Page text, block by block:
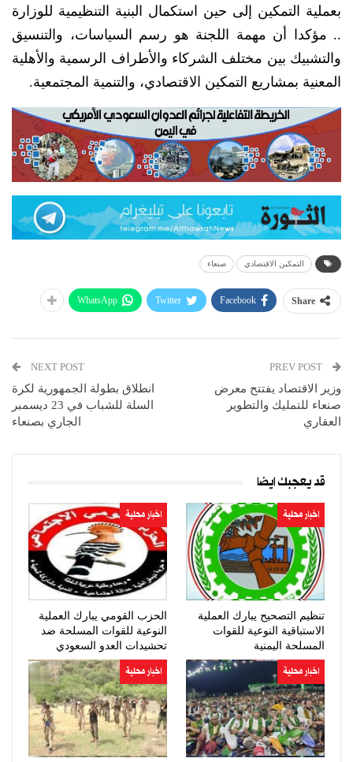
بعملية التمكين إلى حين استكمال البنية التنظيمية للوزارة
.. مؤكدا أن مهمة اللجنة هو رسم السياسات، والتنسيق
والتشبيك بين مختلف الشركاء والأطراف الرسمية والأهلية
المعنية بمشاريع التمكين الاقتصادي، والتنمية المجتمعية.
التمكين الاقتصادي صنعاء
Share
Facebook
Twitter
WhatsApp
وزير الاقتصاد يفتتح معرض
صنعاء للتمليك والتطوير
العقاري
NEXT POST
انطلاق بطولة الجمهورية لكرة
السلة للشباب في 23 ديسمبر
الجاري بصنعاء
قد يعجبك ايضا
اخبار محلية
تنظيم التصحيح يبارك العملية
الاستباقية النوعية للقوات
المسلحة اليمنية
اخبار محلية
الحزب القومي يبارك العملية
النوعية للقوات المسلحة ضد
تحشيدات العدو السعودي
اخبار محلية اخبار محلية